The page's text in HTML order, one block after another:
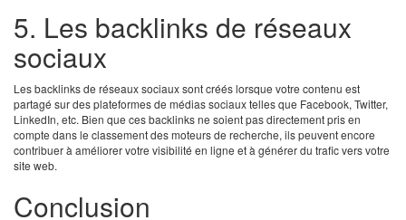
5. Les backlinks de réseaux
sociaux
Les backlinks de réseaux sociaux sont créés lorsque votre contenu est
partagé sur des plateformes de médias sociaux telles que Facebook, Twitter,
LinkedIn, etc. Bien que ces backlinks ne soient pas directement pris en
compte dans le classement des moteurs de recherche, ils peuvent encore
contribuer à améliorer votre visibilité en ligne et à générer du trafic vers votre
site web.
Conclusion